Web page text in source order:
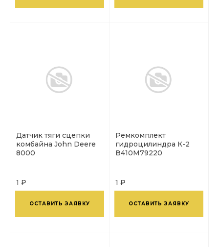
Датчик тяги сцепки
комбайна John Deere
8000
1 ₽
ОСТАВИТЬ ЗАЯВКУ
Ремкомплект
гидроцилиндра К-2
В410М79220
1 ₽
ОСТАВИТЬ ЗАЯВКУ